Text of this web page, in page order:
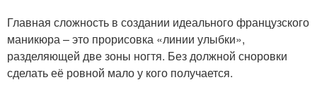
Главная сложность в создании идеального французского
маникюра – это прорисовка «линии улыбки»,
разделяющей две зоны ногтя. Без должной сноровки
сделать её ровной мало у кого получается.